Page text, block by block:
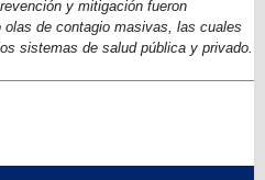
y mitigación fueron
de contagio masivas, las cuales
sistemas de salud pública y privado.